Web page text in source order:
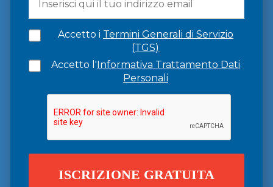
Accetto i Termini Generali di Servizio
(TGS)
Accetto l'Informativa Trattamento Dati
Personali